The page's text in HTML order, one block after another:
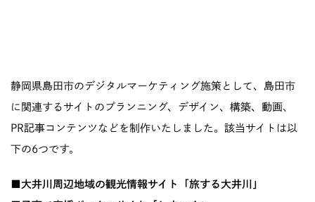
静岡県島田市のデジタルマーケティング施策として、島田市
に関連するサイトのプランニング、デザイン、構築、動画、
PR記事コンテンツなどを制作いたしました。該当サイトは以
下の6つです。
■大井川周辺地域の観光情報サイト「旅する大井川」